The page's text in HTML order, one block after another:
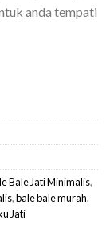
anda tempati
Bale Jati Minimalis,
,bale bale murah,
Jati